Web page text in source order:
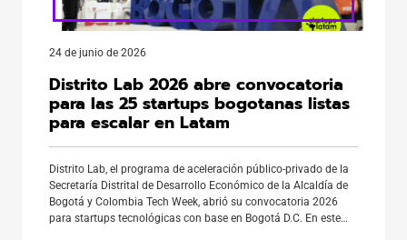
24 de junio de 2026
Distrito Lab 2026 abre convocatoria
para las 25 startups bogotanas listas
para escalar en Latam
Distrito Lab, el programa de aceleración público-privado de la
Secretaría Distrital de Desarrollo Económico de la Alcaldía de
Bogotá y Colombia Tech Week, abrió su convocatoria 2026
para startups tecnológicas con base en Bogotá D.C. En este